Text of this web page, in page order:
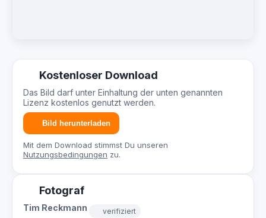
Kostenloser Download
Das Bild darf unter Einhaltung der unten genannten
Lizenz kostenlos genutzt werden.
Bild herunterladen
Mit dem Download stimmst Du unseren
Nutzungsbedingungen zu.
Fotograf
Tim Reckmann verifiziert